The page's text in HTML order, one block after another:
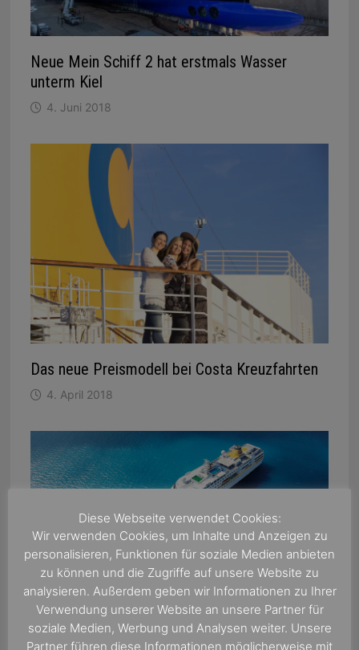
Neue Mein Schiff 2 hat erstmals Wasser
unterm Kiel
4. Juni 2018
Das neue Preismodell bei Costa Kreuzfahrten
4. April 2018
Die MS Hamburg lädt Sie ein
19. Januar 2017
Diese Webseite verwendet Cookies:
Wir verwenden Cookies, um Inhalte und Anzeigen zu
personalisieren, Funktionen für soziale Medien anbieten
zu können und die Zugriffe auf unsere Website zu
analysieren. Außerdem geben wir Informationen zu Ihrer
Verwendung unserer Website an unsere Partner für
soziale Medien, Werbung und Analysen weiter. Unsere
Partner führen diese Informationen möglicherweise mit